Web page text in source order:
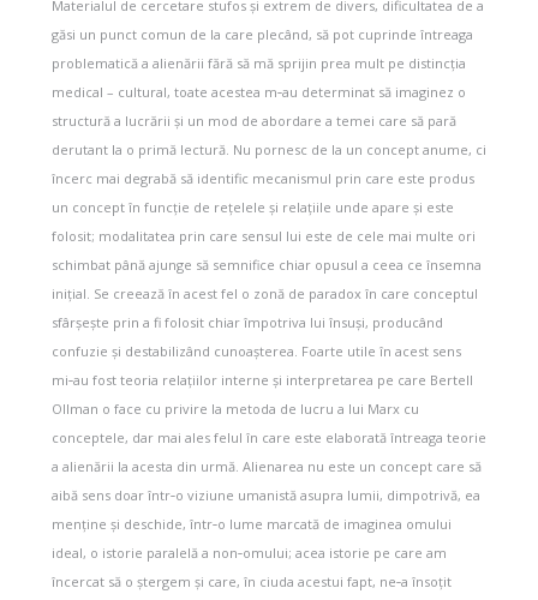
Materialul de cercetare stufos și extrem de divers, dificultatea de a
găsi un punct comun de la care plecând, să pot cuprinde întreaga
problematică a alienării fără să mă sprijin prea mult pe distincția
medical – cultural, toate acestea m‑au determinat să imaginez o
structură a lucrării și un mod de abordare a temei care să pară
derutant la o primă lectură. Nu pornesc de la un concept anume, ci
încerc mai degrabă să identific mecanismul prin care este produs
un concept în funcție de rețelele și relațiile unde apare și este
folosit; modalitatea prin care sensul lui este de cele mai multe ori
schimbat până ajunge să semnifice chiar opusul a ceea ce însemna
inițial. Se creează în acest fel o zonă de paradox în care conceptul
sfârșește prin a fi folosit chiar împotriva lui însuși, producând
confuzie și destabilizând cunoașterea. Foarte utile în acest sens
mi‑au fost teoria relațiilor interne și interpretarea pe care Bertell
Ollman o face cu privire la metoda de lucru a lui Marx cu
conceptele, dar mai ales felul în care este elaborată întreaga teorie
a alienării la acesta din urmă. Alienarea nu este un concept care să
aibă sens doar într‑o viziune umanistă asupra lumii, dimpotrivă, ea
menține și deschide, într‑o lume marcată de imaginea omului
ideal, o istorie paralelă a non‑omului; acea istorie pe care am
încercat să o ștergem și care, în ciuda acestui fapt, ne‑a însoțit